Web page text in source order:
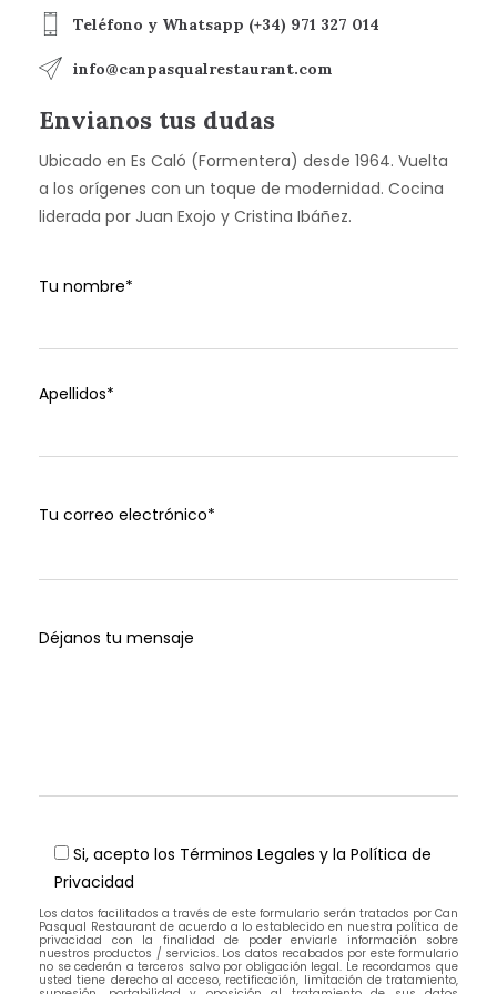
Teléfono y Whatsapp (+34) 971 327 014
info@canpasqualrestaurant.com
Envianos tus dudas
Ubicado en Es Caló (Formentera) desde 1964. Vuelta
a los orígenes con un toque de modernidad. Cocina
liderada por Juan Exojo y Cristina Ibáñez.
Tu nombre*
Apellidos*
Tu correo electrónico*
Déjanos tu mensaje
Si, acepto los Términos Legales y la Política de
Privacidad
Los datos facilitados a través de este formulario serán tratados por Can
Pasqual Restaurant de acuerdo a lo establecido en nuestra política de
privacidad con la finalidad de poder enviarle información sobre
nuestros productos / servicios. Los datos recabados por este formulario
no se cederán a terceros salvo por obligación legal. Le recordamos que
usted tiene derecho al acceso, rectificación, limitación de tratamiento,